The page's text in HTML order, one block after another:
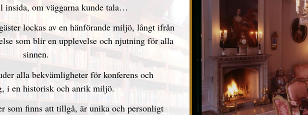
insida, om väggarna kunde tala…
lockas av en hänförande miljö, långt ifrån
som blir en upplevelse och njutning för alla
sinnen.
alla bekvämligheter för konferens och
i en historisk och anrik miljö.
som finns att tillgå, är unika och personligt